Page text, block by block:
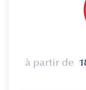
à partir de